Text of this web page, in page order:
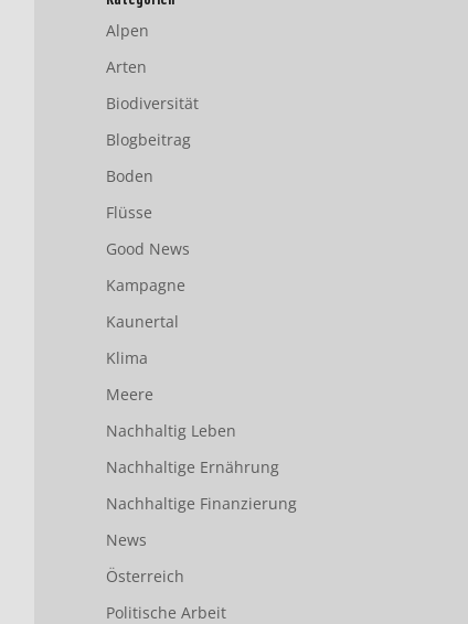
Alpen
Arten
Biodiversität
Blogbeitrag
Boden
Flüsse
Good News
Kampagne
Kaunertal
Klima
Meere
Nachhaltig Leben
Nachhaltige Ernährung
Nachhaltige Finanzierung
News
Österreich
Politische Arbeit